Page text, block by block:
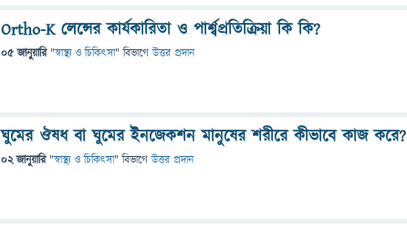
Ortho-K লেন্সের কার্যকারিতা ও পার্শ্বপ্রতিক্রিয়া কি কি?
05 জানুয়ারি "স্বাস্থ্য ও চিকিৎসা" বিভাগে উত্তর প্রদান
ঘুমের ঔষধ বা ঘুমের ইনজেকশন মানুষের শরীরে কীভাবে কাজ করে?
02 জানুয়ারি "স্বাস্থ্য ও চিকিৎসা" বিভাগে উত্তর প্রদান